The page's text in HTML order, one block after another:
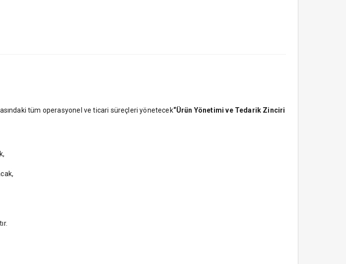
tüm operasyonel ve ticari süreçleri yönetecek“Ürün Yönetimi ve Tedarik Zinciri